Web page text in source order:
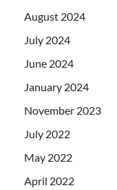
August 2024
July 2024
June 2024
January 2024
November 2023
July 2022
May 2022
April 2022